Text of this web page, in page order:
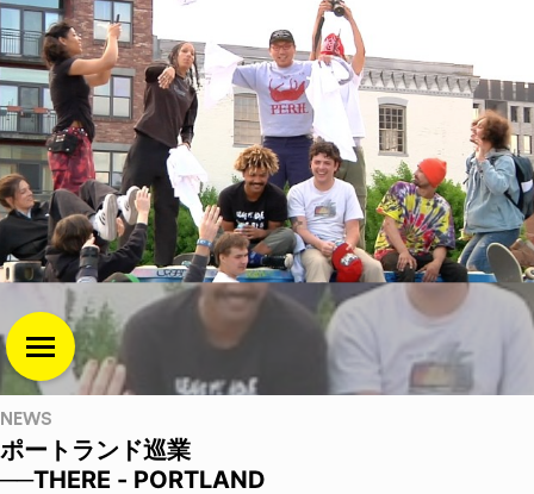
NEWS
ポートランド巡業
──THERE - PORTLAND